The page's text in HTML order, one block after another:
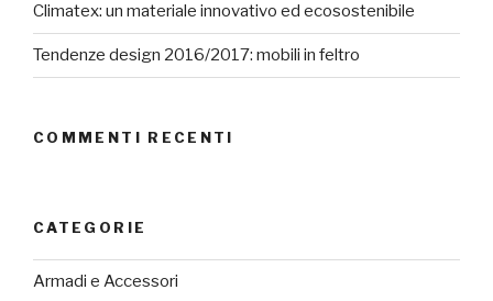
Climatex: un materiale innovativo ed ecosostenibile
Tendenze design 2016/2017: mobili in feltro
COMMENTI RECENTI
CATEGORIE
Armadi e Accessori